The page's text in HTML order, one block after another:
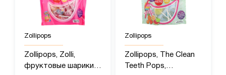
Zollipops
Zollipops, Zolli,
фруктовые шарики,
Zollipops
Zollipops, The Clean
Teeth Pops,